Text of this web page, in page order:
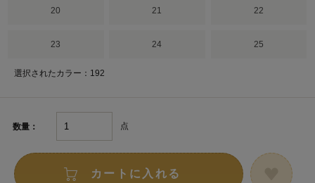
20 21 22
23 24 25
選択されたカラー：192
数量： 点
カートに入れる